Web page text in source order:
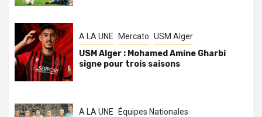
A LA UNE Mercato USM Alger
USM Alger : Mohamed Amine Gharbi
signe pour trois saisons
A LA UNE Équipes Nationales